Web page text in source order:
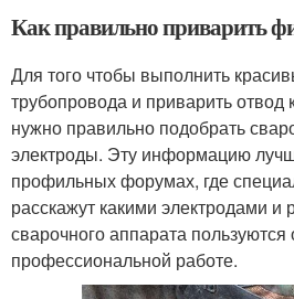
Как правильно приварить
Для того чтобы выполнить
трубопровода и приварить отвод
нужно правильно подобрать
электроды. Эту информацию
профильных форумах, где
расскажут какими электродами
сварочного аппарата пользуются
профессиональной работе.